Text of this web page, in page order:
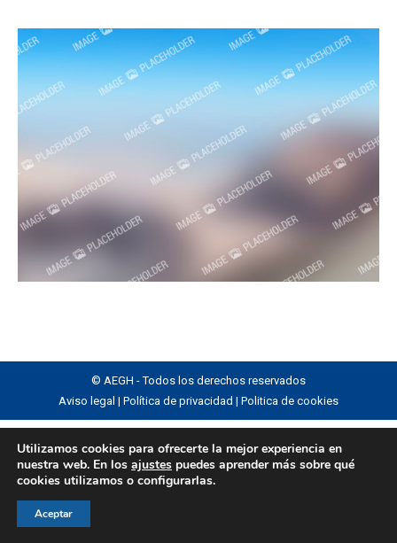
© AEGH - Todos los derechos reservados
Aviso legal | Política de privacidad | Politica de cookies
Utilizamos cookies para ofrecerte la mejor experiencia en
nuestra web. En los ajustes puedes aprender más sobre qué
cookies utilizamos o configurarlas.
Aceptar